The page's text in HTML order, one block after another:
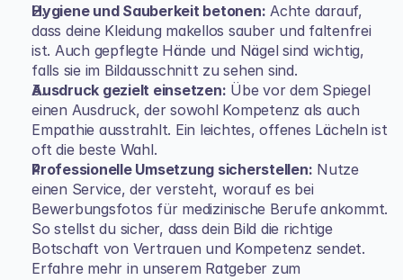
Hygiene und Sauberkeit betonen: Achte darauf,
dass deine Kleidung makellos sauber und faltenfrei
ist. Auch gepflegte Hände und Nägel sind wichtig,
falls sie im Bildausschnitt zu sehen sind.
Ausdruck gezielt einsetzen: Übe vor dem Spiegel
einen Ausdruck, der sowohl Kompetenz als auch
Empathie ausstrahlt. Ein leichtes, offenes Lächeln ist
oft die beste Wahl.
Professionelle Umsetzung sicherstellen: Nutze
einen Service, der versteht, worauf es bei
Bewerbungsfotos für medizinische Berufe ankommt.
So stellst du sicher, dass dein Bild die richtige
Botschaft von Vertrauen und Kompetenz sendet.